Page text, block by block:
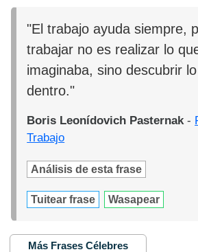
"El trabajo ayuda siempre,
trabajar no es realizar lo
imaginaba, sino descubrir
dentro."
Boris Leonídovich Pasternak-
Trabajo
Análisis de esta frase
Tuitear frase Wasapear
Más Frases Célebres